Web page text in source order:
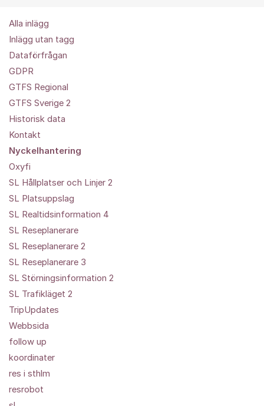
Alla inlägg
Inlägg utan tagg
Dataförfrågan
GDPR
GTFS Regional
GTFS Sverige 2
Historisk data
Kontakt
Nyckelhantering
Oxyfi
SL Hållplatser och Linjer 2
SL Platsuppslag
SL Realtidsinformation 4
SL Reseplanerare
SL Reseplanerare 2
SL Reseplanerare 3
SL Störningsinformation 2
SL Trafikläget 2
TripUpdates
Webbsida
follow up
koordinater
res i sthlm
resrobot